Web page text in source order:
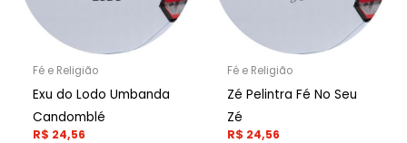
Fé e Religião
Exu do Lodo Umbanda
Candomblé
R$ 24,56
Fé e Religião
Zé Pelintra Fé No Seu
Zé
R$ 24,56